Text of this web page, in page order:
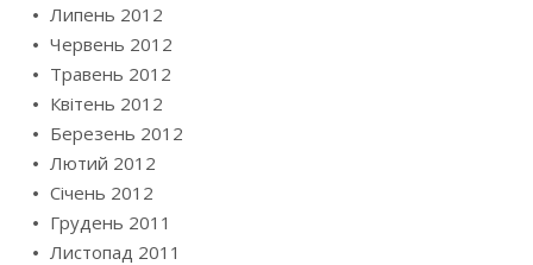
Липень 2012
Червень 2012
Травень 2012
Квітень 2012
Березень 2012
Лютий 2012
Січень 2012
Грудень 2011
Листопад 2011